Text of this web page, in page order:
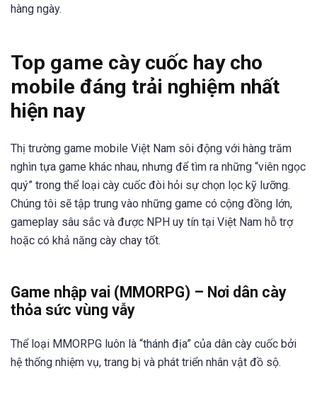
hàng ngày.
Top game cày cuốc hay cho
mobile đáng trải nghiệm nhất
hiện nay
Thị trường game mobile Việt Nam sôi động với hàng trăm
nghìn tựa game khác nhau, nhưng để tìm ra những “viên ngọc
quý” trong thể loại cày cuốc đòi hỏi sự chọn lọc kỹ lưỡng.
Chúng tôi sẽ tập trung vào những game có cộng đồng lớn,
gameplay sâu sắc và được NPH uy tín tại Việt Nam hỗ trợ
hoặc có khả năng cày chay tốt.
Game nhập vai (MMORPG) – Nơi dân cày
thỏa sức vùng vẫy
Thể loại MMORPG luôn là “thánh địa” của dân cày cuốc bởi
hệ thống nhiệm vụ, trang bị và phát triển nhân vật đồ sộ.